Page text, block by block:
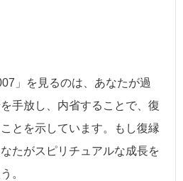
」を見るのは、あなたが過
手放し、内省することで、復
とを示しています。もし復縁
たがスピリチュアルな成長を
。